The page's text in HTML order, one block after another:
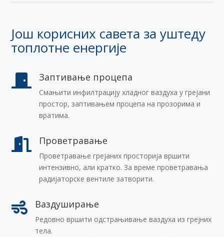
Још корисних савета за уштеду
топлотне енергије
 Заптивање процепа
Смањити инфилтрацију хладног ваздуха у грeјани
простор, заптивањем процепа на прозорима и
вратима.
 Проветравање
Проветравање грејаних просторија вршити
интензивно, али кратко. За време проветравања
радијаторске вентиле затворити.
 Ваздуширање
Редовно вршити одстрањивање ваздуха из грејних
тела.